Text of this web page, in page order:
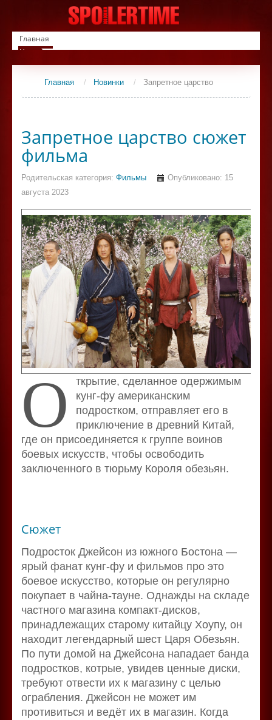
Главная
Новинки
Список фильмов
СериалыГлавная / Новинки / Запретное царство
Запретное царство сюжет
фильма
Родительская категория: Фильмы
Опубликовано: 15
августа 2023
О ткрытие, сделанное одержимым
кунг-фу американским
подростком, отправляет его в
приключение в древний Китай,
где он присоединяется к группе воинов
боевых искусств, чтобы освободить
заключенного в тюрьму Короля обезьян.
Сюжет
Подросток Джейсон из южного Бостона —
ярый фанат кунг-фу и фильмов про это
боевое искусство, которые он регулярно
покупает в чайна-тауне. Однажды на складе
частного магазина компакт-дисков,
принадлежащих старому китайцу Хоупу, он
находит легендарный шест Царя Обезьян.
По пути домой на Джейсона нападает банда
подростков, котрые, увидев ценные диски,
требуют отвести их к магазину с целью
ограбления. Джейсон не может им
противиться и ведёт их в магазин. Когда